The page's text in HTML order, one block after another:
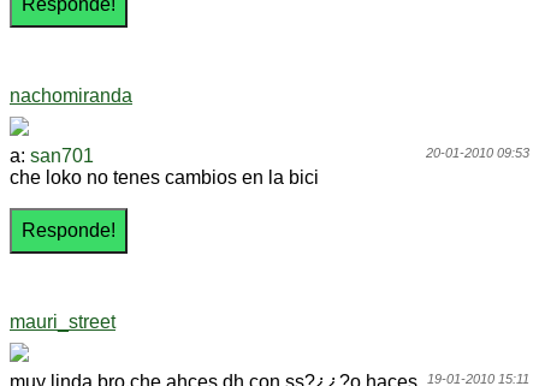
nachomiranda
20-01-2010 09:53
a: san701
che loko no tenes cambios en la bici
mauri_street
19-01-2010 15:11